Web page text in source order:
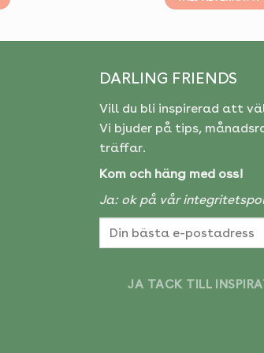
har
De
kan
väljas
på
DARLING FRIENDS
Vill du bli inspirerad att
Vi bjuder på tips,
träffar.
Kom och häng med oss!
Ja: ok på vår
JA TACK TILL